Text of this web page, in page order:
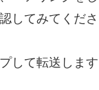
してみてくださ
して転送します